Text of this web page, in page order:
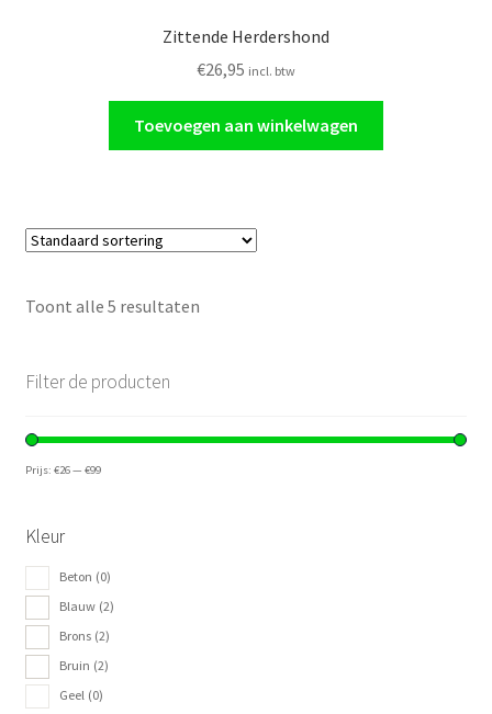
Zittende Herdershond
€26,95 incl. btw
Toevoegen aan winkelwagen
Toont alle 5 resultaten
Filter de producten
Prijs: €26— €99
Kleur
Beton (0)
Blauw (2)
Brons (2)
Bruin (2)
Geel (0)